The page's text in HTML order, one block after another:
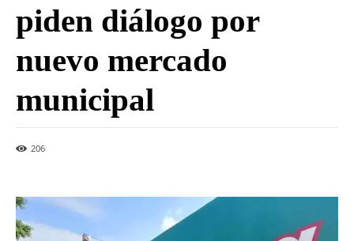
piden diálogo por
nuevo mercado
municipal
206